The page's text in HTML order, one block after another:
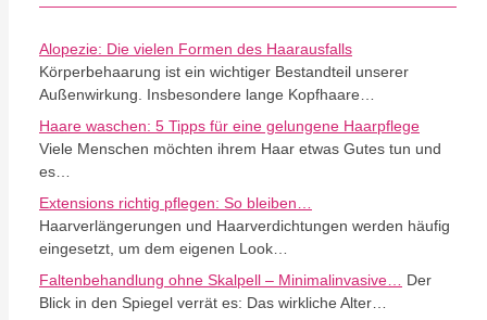
Alopezie: Die vielen Formen des Haarausfalls
Körperbehaarung ist ein wichtiger Bestandteil unserer
Außenwirkung. Insbesondere lange Kopfhaare…
Haare waschen: 5 Tipps für eine gelungene Haarpflege
Viele Menschen möchten ihrem Haar etwas Gutes tun und
es…
Extensions richtig pflegen: So bleiben…
Haarverlängerungen und Haarverdichtungen werden häufig
eingesetzt, um dem eigenen Look…
Faltenbehandlung ohne Skalpell – Minimalinvasive… Der
Blick in den Spiegel verrät es: Das wirkliche Alter…